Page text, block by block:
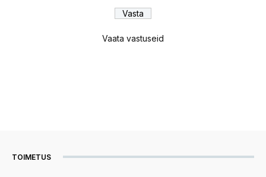
Vaata vastuseid
TOIMETUS